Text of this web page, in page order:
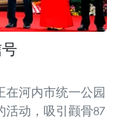
在河内市统一公园
动，吸引颧骨87